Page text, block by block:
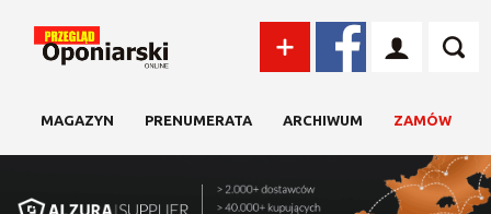
MAGAZYN PRENUMERATA ARCHIWUM ZAMÓW